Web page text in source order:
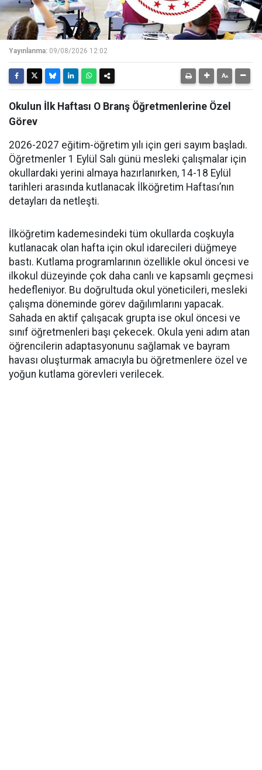
Yayınlanma: 09/08/2026 12:02
Okulun İlk Haftası O Branş Öğretmenlerine Özel
Görev
2026-2027 eğitim-öğretim yılı için geri sayım başladı.
Öğretmenler 1 Eylül Salı günü mesleki çalışmalar için
okullardaki yerini almaya hazırlanırken, 14-18 Eylül
tarihleri arasında kutlanacak İlköğretim Haftası’nın
detayları da netleşti.
İlköğretim kademesindeki tüm okullarda coşkuyla
kutlanacak olan hafta için okul idarecileri düğmeye
bastı. Kutlama programlarının özellikle okul öncesi ve
ilkokul düzeyinde çok daha canlı ve kapsamlı geçmesi
hedefleniyor. Bu doğrultuda okul yöneticileri, mesleki
çalışma döneminde görev dağılımlarını yapacak.
Sahada en aktif çalışacak grupta ise okul öncesi ve
sınıf öğretmenleri başı çekecek. Okula yeni adım atan
öğrencilerin adaptasyonunu sağlamak ve bayram
havası oluşturmak amacıyla bu öğretmenlere özel ve
yoğun kutlama görevleri verilecek.